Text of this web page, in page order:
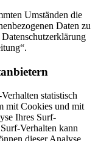
Umständen die
Daten zu
statistisch
mit Cookies und mit
Ihres Surf-
Verhalten kann
dieser Analyse